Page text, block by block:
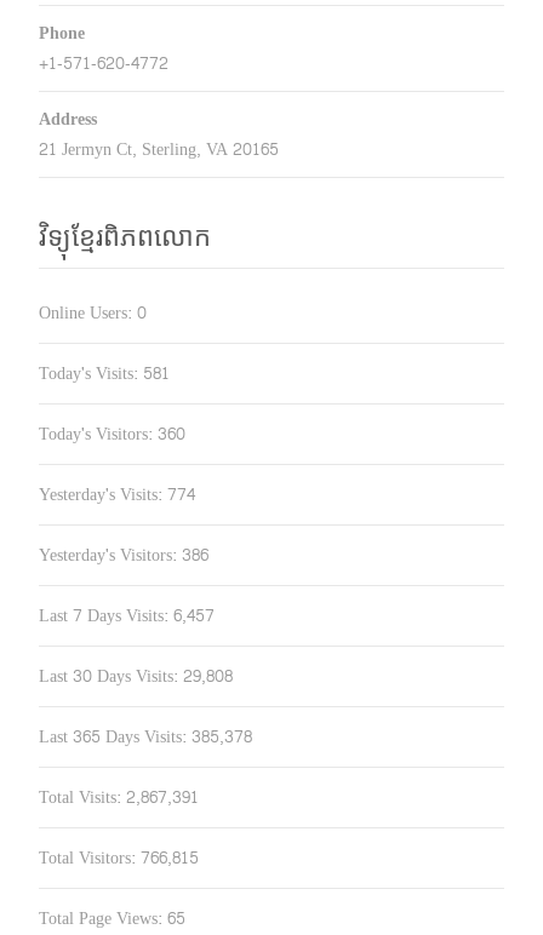
Phone
+1-571-620-4772
Address
21 Jermyn Ct, Sterling, VA 20165
វិទ្យុខ្មែរពិភពលោក
Online Users: 0
Today's Visits: 581
Today's Visitors: 360
Yesterday's Visits: 774
Yesterday's Visitors: 386
Last 7 Days Visits: 6,457
Last 30 Days Visits: 29,808
Last 365 Days Visits: 385,378
Total Visits: 2,867,391
Total Visitors: 766,815
Total Page Views: 65